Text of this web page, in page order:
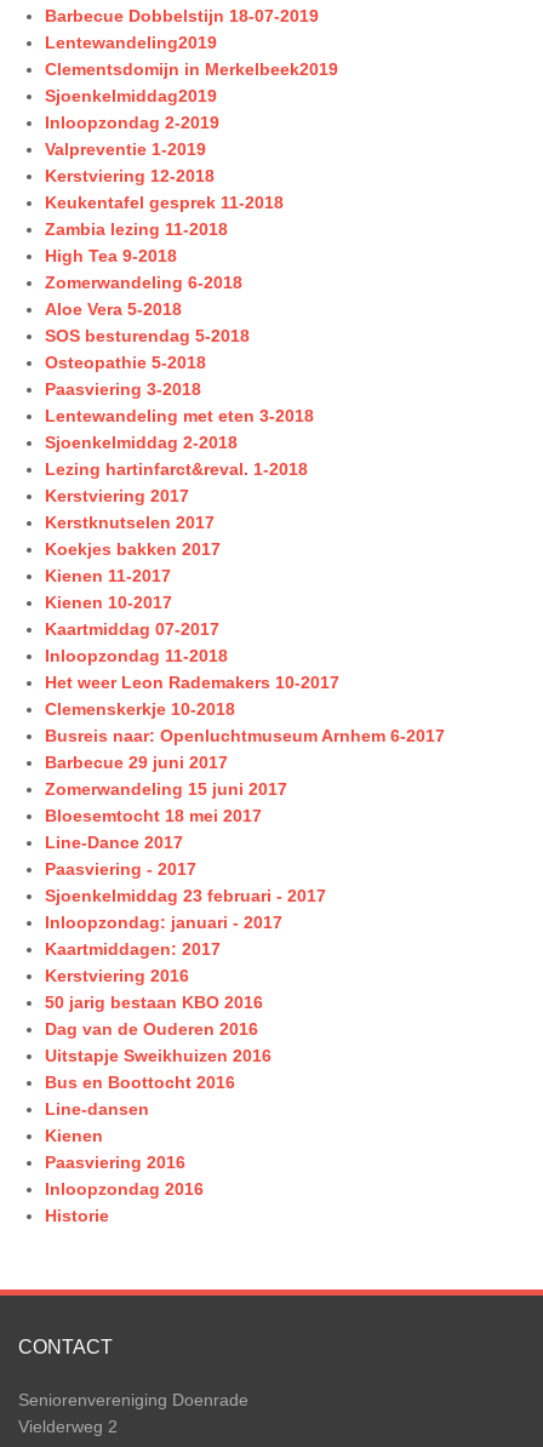
Barbecue Dobbelstijn 18-07-2019
Lentewandeling2019
Clementsdomijn in Merkelbeek2019
Sjoenkelmiddag2019
Inloopzondag 2-2019
Valpreventie 1-2019
Kerstviering 12-2018
Keukentafel gesprek 11-2018
Zambia lezing 11-2018
High Tea 9-2018
Zomerwandeling 6-2018
Aloe Vera 5-2018
SOS besturendag 5-2018
Osteopathie 5-2018
Paasviering 3-2018
Lentewandeling met eten 3-2018
Sjoenkelmiddag 2-2018
Lezing hartinfarct&reval. 1-2018
Kerstviering 2017
Kerstknutselen 2017
Koekjes bakken 2017
Kienen 11-2017
Kienen 10-2017
Kaartmiddag 07-2017
Inloopzondag 11-2018
Het weer Leon Rademakers 10-2017
Clemenskerkje 10-2018
Busreis naar: Openluchtmuseum Arnhem 6-2017
Barbecue 29 juni 2017
Zomerwandeling 15 juni 2017
Bloesemtocht 18 mei 2017
Line-Dance 2017
Paasviering - 2017
Sjoenkelmiddag 23 februari - 2017
Inloopzondag: januari - 2017
Kaartmiddagen: 2017
Kerstviering 2016
50 jarig bestaan KBO 2016
Dag van de Ouderen 2016
Uitstapje Sweikhuizen 2016
Bus en Boottocht 2016
Line-dansen
Kienen
Paasviering 2016
Inloopzondag 2016
Historie
CONTACT
Seniorenvereniging Doenrade
Vielderweg 2